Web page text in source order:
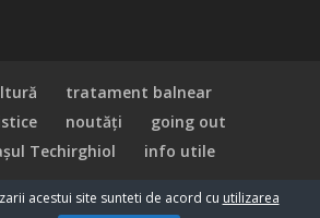
tratament balnear
noutăți
going out
Techirghiol
info utile
acestui site sunteti de acord cu utilizarea